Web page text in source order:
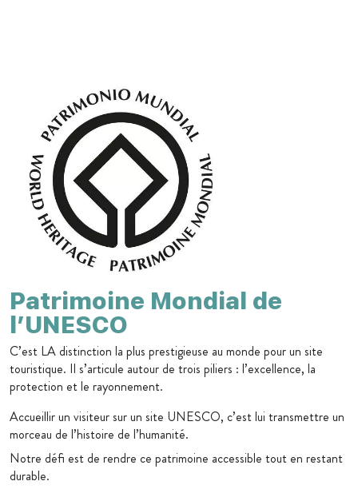
Patrimoine Mondial de
l’UNESCO
C’est LA distinction la plus prestigieuse au monde pour un site
touristique. Il s’articule autour de trois piliers : l’excellence, la
protection et le rayonnement.
Accueillir un visiteur sur un site UNESCO, c’est lui transmettre un
morceau de l’histoire de l’humanité.
Notre défi est de rendre ce patrimoine accessible tout en restant
durable.